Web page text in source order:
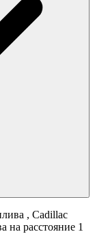
, Cadillac
на расстояние 1